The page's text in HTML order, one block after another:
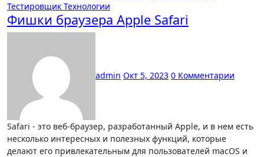
Тестировщик Технологии
Фишки браузера Apple Safari
admin Окт 5, 2023 0 Комментарии
Safari - это веб-браузер, разработанный Apple, и в нем есть
несколько интересных и полезных функций, которые
делают его привлекательным для пользователей macOS и